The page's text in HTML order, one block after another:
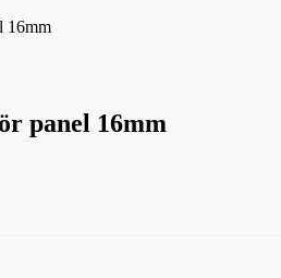
16mm
panel 16mm